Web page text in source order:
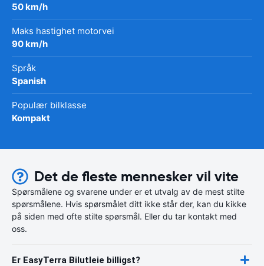
50 km/h
Maks hastighet motorvei
90 km/h
Språk
Spanish
Populær bilklasse
Kompakt
Det de fleste mennesker vil vite
Spørsmålene og svarene under er et utvalg av de mest stilte
spørsmålene. Hvis spørsmålet ditt ikke står der, kan du kikke
på siden med ofte stilte spørsmål. Eller du tar kontakt med
oss.
Er EasyTerra Bilutleie billigst?